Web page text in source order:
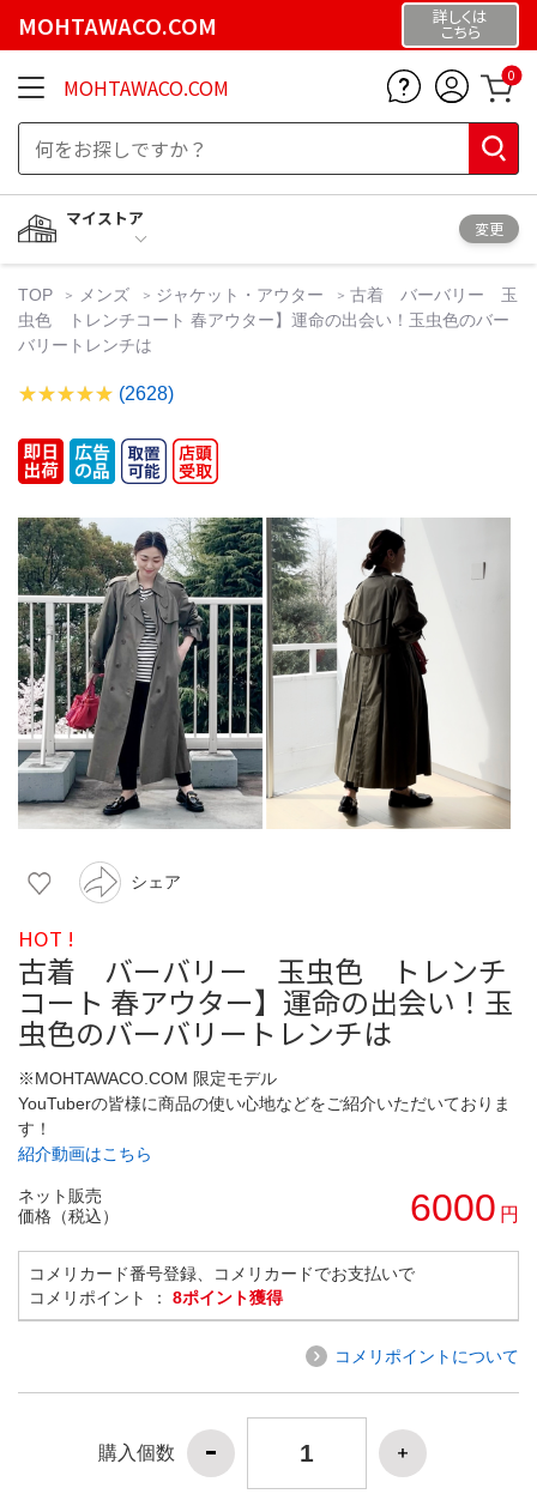
MOHTAWACO.COM 詳しくは
こちら
MOHTAWACO.COM 0
マイストア
変更
TOP メンズ ジャケット・アウター
古着 バーバリー 玉
虫色 トレンチコート 春アウター】運命の出会い！玉虫色のバー
バリートレンチは
(2628)
シェア
HOT !
古着 バーバリー 玉虫色 トレンチ
コート 春アウター】運命の出会い！玉
虫色のバーバリートレンチは
※MOHTAWACO.COM 限定モデル
YouTuberの皆様に商品の使い心地などをご紹介いただいておりま
す！
紹介動画はこちら
ネット販売
価格（税込）
6000 円
コメリカード番号登録、コメリカードでお支払いで
コメリポイント ： 8ポイント獲得
コメリポイントについて
購入個数